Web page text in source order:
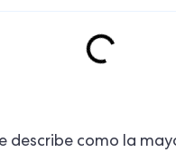
describe como la